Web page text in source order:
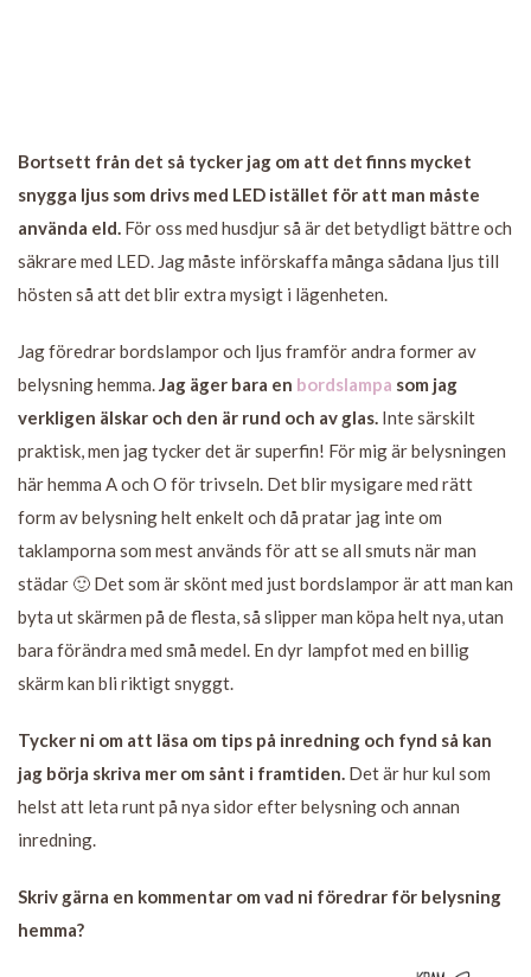
Bortsett från det så tycker jag om att det finns mycket
snygga ljus som drivs med LED istället för att man måste
använda eld. För oss med husdjur så är det betydligt bättre och
säkrare med LED. Jag måste införskaffa många sådana ljus till
hösten så att det blir extra mysigt i lägenheten.
Jag föredrar bordslampor och ljus framför andra former av
belysning hemma.Jag äger bara en bordslampa som jag
verkligen älskar och den är rund och av glas. Inte särskilt
praktisk, men jag tycker det är superfin! För mig är belysningen
här hemma A och O för trivseln. Det blir mysigare med rätt
form av belysning helt enkelt och då pratar jag inte om
taklamporna som mest används för att se all smuts när man
städar 🙂 Det som är skönt med just bordslampor är att man kan
byta ut skärmen på de flesta, så slipper man köpa helt nya, utan
bara förändra med små medel. En dyr lampfot med en billig
skärm kan bli riktigt snyggt.
Tycker ni om att läsa om tips på inredning och fynd så kan
jag börja skriva mer om sånt i framtiden. Det är hur kul som
helst att leta runt på nya sidor efter belysning och annan
inredning.
Skriv gärna en kommentar om vad ni föredrar för belysning
hemma?